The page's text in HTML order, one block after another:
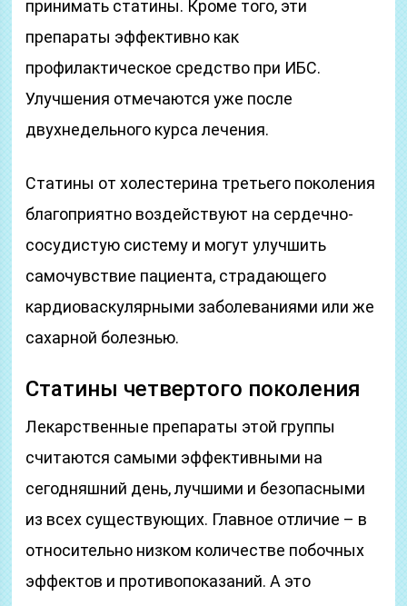
принимать статины. Кроме того, эти
препараты эффективно как
профилактическое средство при ИБС.
Улучшения отмечаются уже после
двухнедельного курса лечения.
Статины от холестерина третьего поколения
благоприятно воздействуют на сердечно-
сосудистую систему и могут улучшить
самочувствие пациента, страдающего
кардиоваскулярными заболеваниями или же
сахарной болезнью.
Статины четвертого поколения
Лекарственные препараты этой группы
считаются самыми эффективными на
сегодняшний день, лучшими и безопасными
из всех существующих. Главное отличие – в
относительно низком количестве побочных
эффектов и противопоказаний. А это